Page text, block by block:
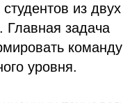
из
задача
уровня.